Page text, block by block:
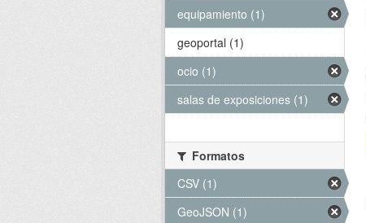
equipamiento (1)
geoportal (1)
ocio (1)
salas de exposiciones (1)
Formatos
CSV (1)
GeoJSON (1)